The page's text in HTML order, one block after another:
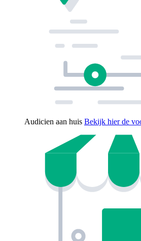
Audicien aan huis Bekijk hier de